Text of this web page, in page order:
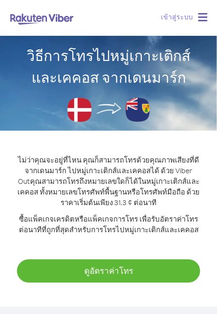
เข้าสู่ระบบ
วิธีการโทรไปหมู่เกาะเติกส์
และเคคอส จากเดนมาร์ก
ไม่ว่าคุณจะอยู่ที่ไหน คุณก็สามารถโทรด้วยคุณภาพเสียงที่ดี
จากเดนมาร์ก ไปหมู่เกาะเติกส์และเคคอสได้ ด้วย Viber
Outคุณสามารถโทรถึงหมายเลขใดก็ได้ในหมู่เกาะเติกส์และ
เคคอส ทั้งหมายเลขโทรศัพท์พื้นฐานหรือโทรศัพท์มือถือ ด้วย
ราคาเริ่มต้นเพียง 31.3 ¢ ต่อนาที
ซื้อแพ็คเกจเครดิตหรือแพ็คเกจการโทร เพื่อรับอัตราค่าโทร
ต่อนาทีที่ถูกที่สุดสำหรับการโทรไปหมู่เกาะเติกส์และเคคอส
ดูอัตราค่าโทร